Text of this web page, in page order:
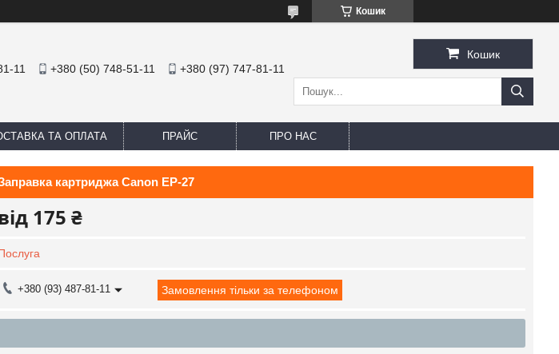
Кошик
11 +380 (50) 748-51-11 +380 (97) 747-81-11
Кошик
ТА ОПЛАТА ПРАЙС ПРО НАС
картриджа Canon EP-27
175 ₴
+380 (93) 487-81-11 Замовлення тільки за телефоном